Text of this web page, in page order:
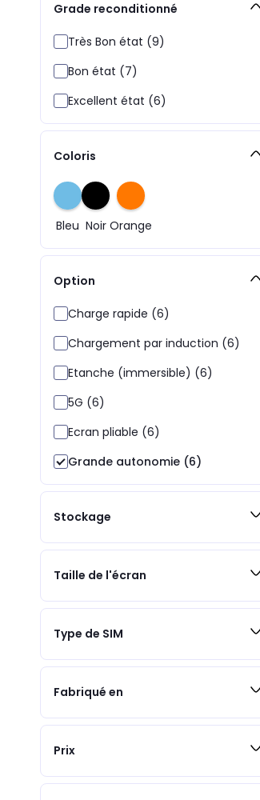
Grade reconditionné
Très Bon état (9)
Bon état (7)
Excellent état (6)
Coloris
Bleu Noir Orange
Option
Charge rapide (6)
Chargement par induction (6)
Etanche (immersible) (6)
5G (6)
Ecran pliable (6)
Grande autonomie (6)
Stockage
Taille de l'écran
Type de SIM
Fabriqué en
Prix